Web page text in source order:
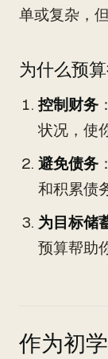
单或复杂，
为什么预
控制财务
状况，使
避免债务
和积累债
为目标储
预算帮助
作为初